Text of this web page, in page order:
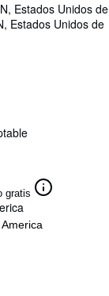
Estados Unidos de
Estados Unidos de
gratis